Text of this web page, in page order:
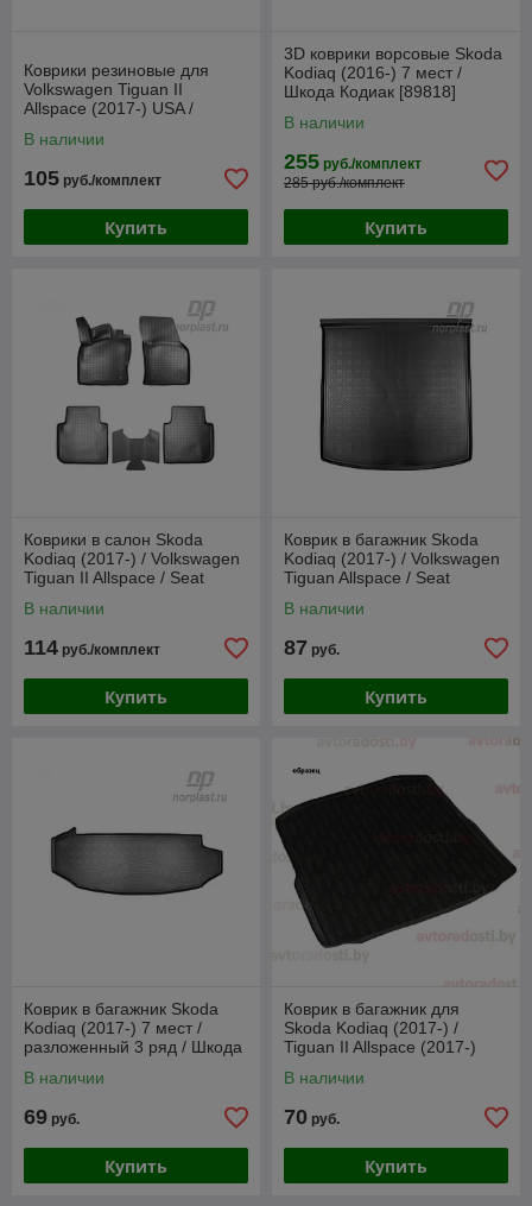
Коврики резиновые для
Volkswagen Tiguan II
Allspace (2017-) USA /
[221242] (Gumárny Zubří)
В наличии
105 руб./комплект
Купить
3D коврики ворсовые Skoda
Kodiaq (2016-) 7 мест /
Шкода Кодиак [89818]
В наличии
255 руб./комплект
285 руб./комплект
Купить
Коврики в салон Skoda
Kodiaq (2017-) / Volkswagen
Tiguan II Allspace / Seat
(Norplast)
В наличии
114 руб./комплект
Купить
Коврик в багажник Skoda
Kodiaq (2017-) / Volkswagen
Tiguan Allspace / Seat
(Norplast)
В наличии
87 руб.
Купить
Коврик в багажник Skoda
Kodiaq (2017-) 7 мест /
разложенный 3 ряд / Шкода
В наличии
69 руб.
Купить
Коврик в багажник для
Skoda Kodiaq (2017-) /
Tiguan II Allspace (2017-)
Aileron
В наличии
70 руб.
Купить